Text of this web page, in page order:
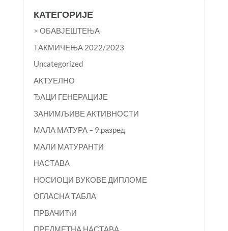
КАТЕГОРИЈЕ
> ОБАВЈЕШТЕЊА
TАКМИЧЕЊА 2022/2023
Uncategorized
АКТУЕЛНО
ЂАЦИ ГЕНЕРАЦИЈЕ
ЗАНИМЉИВЕ АКТИВНОСТИ
МАЛА МАТУРА – 9.разред
МАЛИ МАТУРАНТИ
НАСТАВА
НОСИОЦИ ВУКОВЕ ДИПЛОМЕ
ОГЛАСНА ТАБЛА
ПРВАЧИЋИ